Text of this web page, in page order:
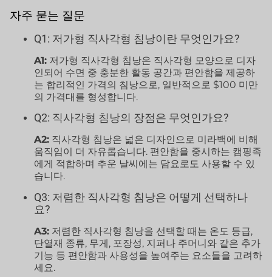
자주 묻는 질문
Q1: 저가형 직사각형 침낭이란 무엇인가요?
A1: 저가형 직사각형 침낭은 직사각형 모양으로 디자
인되어 수면 중 충분한 활동 공간과 편안함을 제공하
는 합리적인 가격의 침낭으로, 일반적으로 $100 미만
의 가격대를 형성합니다.
Q2: 직사각형 침낭의 장점은 무엇인가요?
A2: 직사각형 침낭은 넓은 디자인으로 미라백에 비해
움직임이 더 자유롭습니다. 편안함을 중시하는 캠핑족
에게 적합하며 추운 날씨에는 담요로도 사용할 수 있
습니다.
Q3: 저렴한 직사각형 침낭은 어떻게 선택하나
요?
A3: 저렴한 직사각형 침낭을 선택할 때는 온도 등급,
단열재 종류, 무게, 포장성, 지퍼나 주머니와 같은 추가
기능 등 편안함과 사용성을 높여주는 요소들을 고려하
세요.